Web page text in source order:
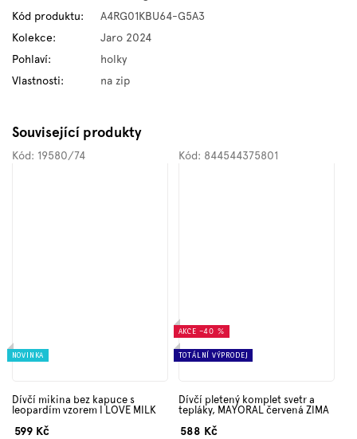
Kód produktu:
A4RG01KBU64-G5A3
Kolekce:
Jaro 2024
Pohlaví:
holky
Vlastnosti: na zip
Související produkty
NOVINKA
Dívčí mikina bez kapuce s
leopardím vzorem I LOVE MILK
599 Kč
Kód: 19580/74
AKCE –40 %
TOTÁLNÍ VÝPRODEJ
Dívčí pletený komplet svetr a
tepláky, MAYORAL červená ZIMA
588 Kč
Kód: 844544375801